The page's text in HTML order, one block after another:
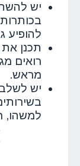
יש
להופיע
תכנן
רואים
מראש.
יש
למשהו,